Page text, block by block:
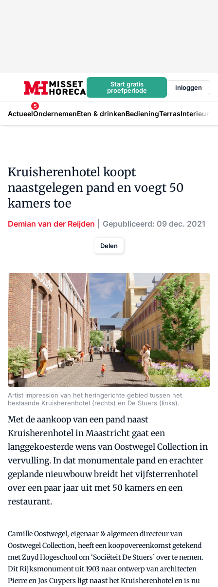
Start gratis
proefperiode
Inloggen
Actueel
5
OndernemenEten & drinkenBedieningTerrasInterieur
Kruisherenhotel koopt
naastgelegen pand en voegt 50
kamers toe
Demian van der Reijden Gepubliceerd: 09 dec. 2021
Delen
Artist impression van het heringerichte gebied tussen het
bestaande Kruisherenhotel (rechts) en De Stuers (links).
Met de aankoop van een pand naast
Kruisherenhotel in Maastricht gaat een
langgekoesterde wens van Oostwegel Collection in
vervulling. In dat monumentale pand en erachter
geplande nieuwbouw breidt het vijfsterrenhotel
over een paar jaar uit met 50 kamers en een
restaurant.
Camille Oostwegel, eigenaar & algemeen directeur van
Oostwegel Collection, heeft een koopovereenkomst getekend
met Zuyd Hogeschool om ‘Sociëteit De Stuers’ over te nemen.
Dit Rijksmonument uit 1903 naar ontwerp van architecten
Pierre en Jos Cuypers ligt naast het Kruisherenhotel en is nu